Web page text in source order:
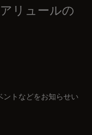
リュールの
トなどをお知らせい